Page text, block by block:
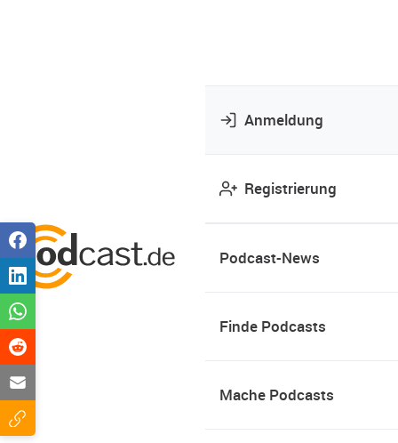
Anmeldung
Registrierung
Podcast-News
Finde Podcasts
Mache Podcasts